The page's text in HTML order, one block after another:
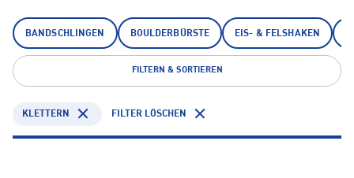
BANDSCHLINGEN BOULDERBÜRSTE EIS- & FELSHAKEN
FILTERN & SORTIEREN
KLETTERN FILTER LÖSCHEN